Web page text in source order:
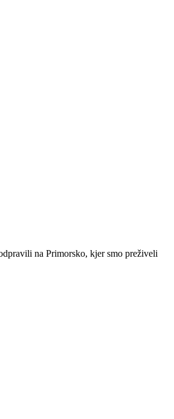
na Primorsko, kjer smo preživeli